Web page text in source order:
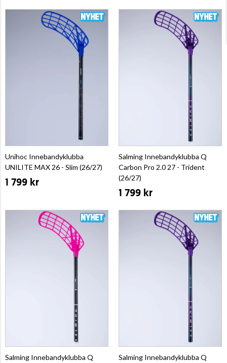
Unihoc Innebandyklubba
UNILITE MAX 26 - Slim (26/27)
1 799 kr
Salming Innebandyklubba Q
Carbon Pro 2.0 27 - Trident
(26/27)
1 799 kr
Salming Innebandyklubba Q Salming Innebandyklubba Q